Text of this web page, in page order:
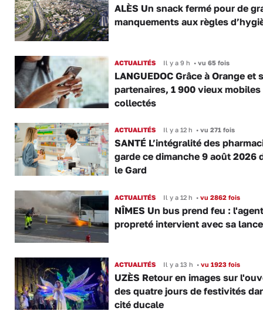
ALÈS Un snack fermé pour de
manquements aux règles
ACTUALITÉS Il y a 9 h •vu 65 fois
LANGUEDOC Grâce à Orange et
partenaires, 1 900 vieux mobiles
collectés
ACTUALITÉS Il y a 12 h •vu 271 fois
SANTÉ L’intégralité des
garde ce dimanche 9 août 2026
le Gard
ACTUALITÉS Il y a 12 h •vu 2862 fois
NÎMES Un bus prend feu :
propreté intervient avec sa lance
ACTUALITÉS Il y a 13 h •vu 1923 fois
UZÈS Retour en images sur
des quatre jours de festivités
cité ducale